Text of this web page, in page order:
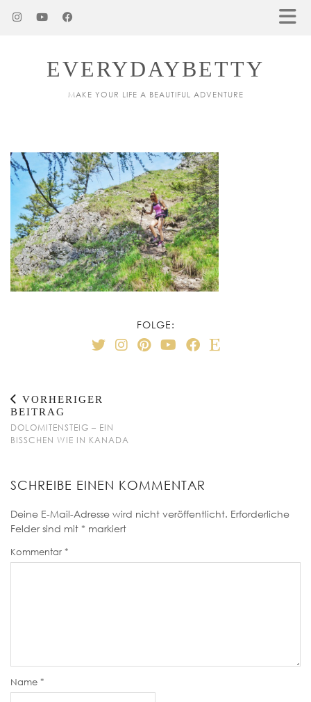
EVERYDAYBETTY
MAKE YOUR LIFE A BEAUTIFUL ADVENTURE
FOLGE:
VORHERIGER
BEITRAG
DOLOMITENSTEIG – EIN
BISSCHEN WIE IN KANADA
SCHREIBE EINEN KOMMENTAR
Deine E-Mail-Adresse wird nicht veröffentlicht. Erforderliche
Felder sind mit * markiert
Kommentar *
Name *